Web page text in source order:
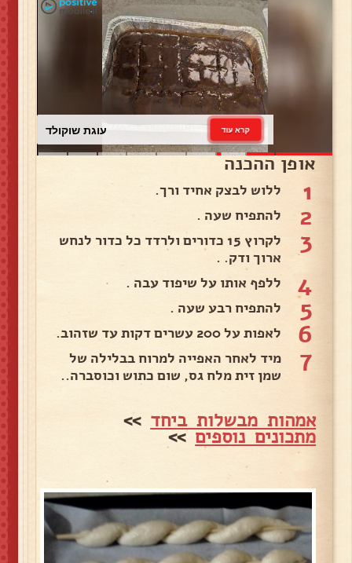
עוגת שוקולד קרא עוד
אופן ההכנה
1 ללוש לבצק אחיד ורך.
2 להתפיח שעה .
3
לקרוץ 15 כדורים ולרדד כל כדור לנחש
ארוך ודק. .
4 ללפף אותו על שיפוד עבה .
5 להתפיח רבע שעה .
6 לאפות על 200 עשרים דקות עד שזהוב.
7
מיד לאחר האפייה למרוח בבלילה של
שמן זית מלח גס, שום כתוש וכוסברה..
אמהות מבשלות ביחד >>
מתכונים נוספים>>